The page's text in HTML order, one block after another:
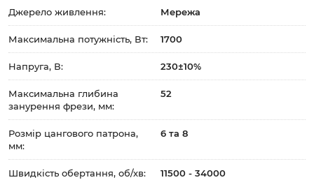
Джерело живлення: Мережа
Максимальна потужність, Вт: 1700
Напруга, В: 230±10%
Максимальна глибина
занурення фрези, мм:
52
Розмір цангового патрона,
мм:
6 та 8
Швидкість обертання, об/хв: 11500 - 34000